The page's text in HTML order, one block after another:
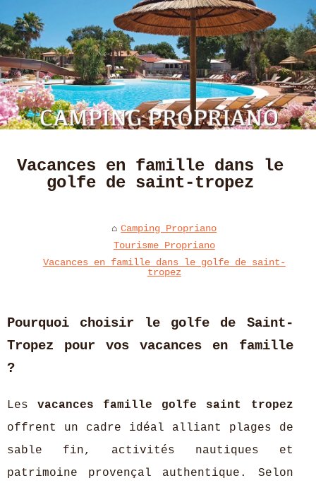
Vacances en famille dans le
golfe de saint-tropez
Camping Propriano
Tourisme Propriano
Vacances en famille dans le golfe de saint-
tropez
Pourquoi choisir le golfe de Saint-
Tropez pour vos vacances en famille
?
Lesvacances famille golfe saint tropez
offrent un cadre idéal alliant plages de
sable fin, activités nautiques et
patrimoine provençal authentique. Selon